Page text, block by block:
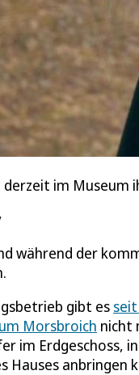
im Museum
während der
gibt es
Morsbroich nicht
im Erdgeschoss,
Hauses anbringen